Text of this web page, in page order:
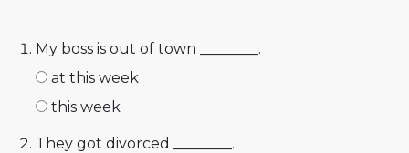
My boss is out of town ________.
at this week
this week
They got divorced ________.